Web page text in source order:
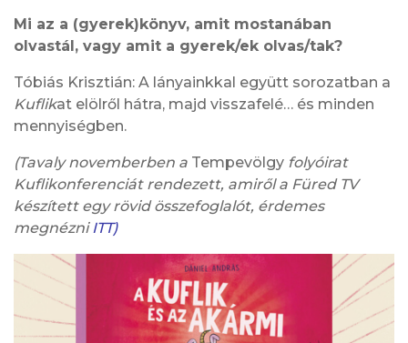
Mi az a (gyerek)könyv, amit mostanában
olvastál, vagy amit a gyerek/ek olvas/tak?
Tóbiás Krisztián: A lányainkkal együtt sorozatban a
Kuflikat elölről hátra, majd visszafelé… és minden
mennyiségben.
(Tavaly novemberben a Tempevölgy folyóirat
Kuflikonferenciát rendezett, amiről a Füred TV
készített egy rövid összefoglalót, érdemes
megnézniITT)